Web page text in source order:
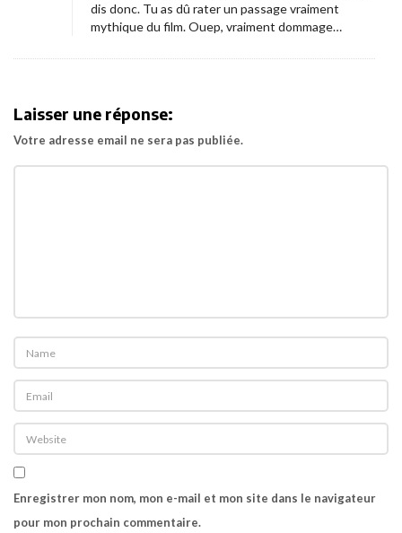
dis donc. Tu as dû rater un passage vraiment
mythique du film. Ouep, vraiment dommage…
Laisser une réponse:
Votre adresse email ne sera pas publiée.
Enregistrer mon nom, mon e-mail et mon site dans le navigateur
pour mon prochain commentaire.